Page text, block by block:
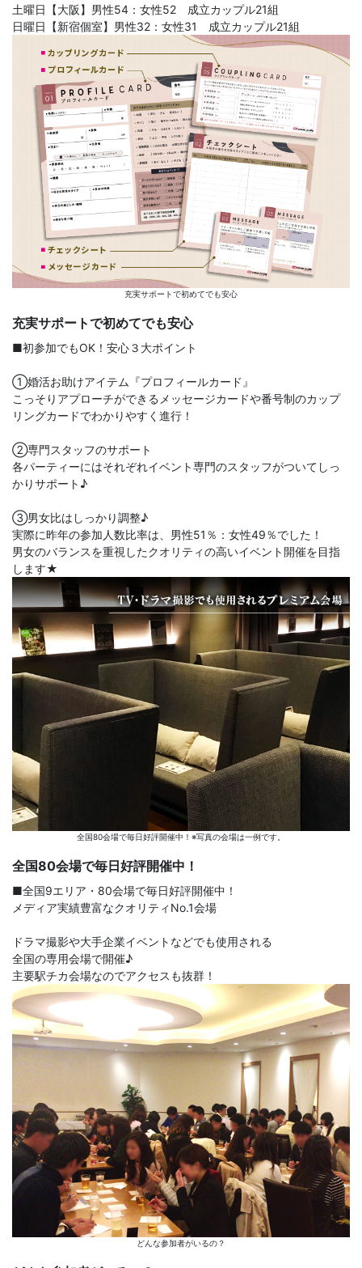
土曜日【大阪】男性54：女性52 成立カップル21組
日曜日【新宿個室】男性32：女性31 成立カップル21組
充実サポートで初めてでも安心
充実サポートで初めてでも安心
■初参加でもOK！安心３大ポイント
①婚活お助けアイテム『プロフィールカード』
こっそりアプローチができるメッセージカードや番号制のカップ
リングカードでわかりやすく進行！
②専門スタッフのサポート
各パーティーにはそれぞれイベント専門のスタッフがついてしっ
かりサポート♪
③男女比はしっかり調整♪
実際に昨年の参加人数比率は、男性51％：女性49％でした！
男女のバランスを重視したクオリティの高いイベント開催を目指
します★
全国80会場で毎日好評開催中！※写真の会場は一例です。
全国80会場で毎日好評開催中！
■全国9エリア・80会場で毎日好評開催中！
メディア実績豊富なクオリティNo.1会場
ドラマ撮影や大手企業イベントなどでも使用される
全国の専用会場で開催♪
主要駅チカ会場なのでアクセスも抜群！
どんな参加者がいるの？